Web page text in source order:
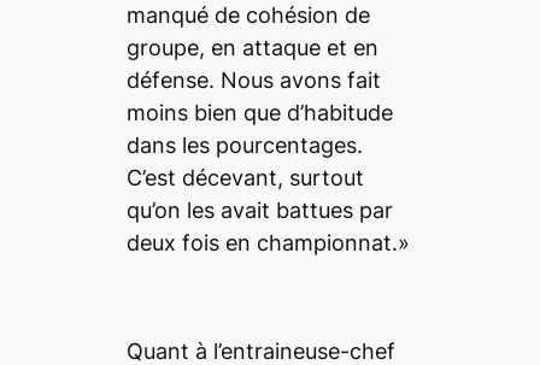
manqué de cohésion de
groupe, en attaque et en
défense. Nous avons fait
moins bien que d’habitude
dans les pourcentages.
C’est décevant, surtout
qu’on les avait battues par
deux fois en championnat.»
Quant à l’entraineuse-chef